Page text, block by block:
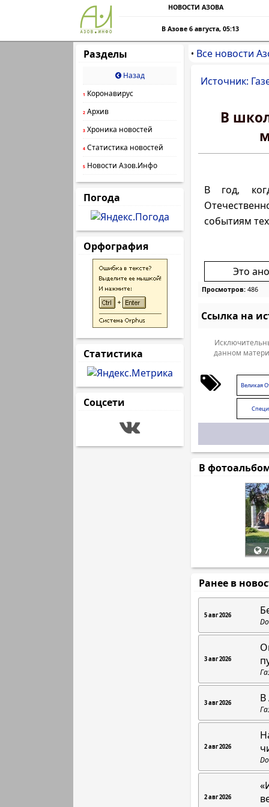
НОВОСТИ АЗОВА
В Азове 6 августа, 05:13
Разделы
Назад
1 Коронавирус
2 Архив
3 Хроника новостей
4 Статистика новостей
5 Новости Азов.Инфо
Погода
Орфография
Статистика
Соцсети
• Все новости
Источник:
В
В год,
событиям
Это
Просмотров: 486
Ссылка на
данном
Великая
В
Ранее в
5 авг 2026
3 авг 2026
3 авг 2026 В
2 авг 2026
2 авг 2026